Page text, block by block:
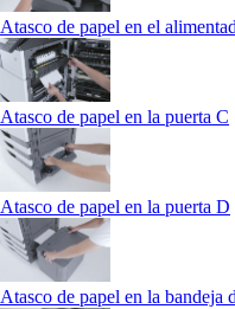
Atasco de papel en el
Atasco de papel en la puerta C
Atasco de papel en la puerta D
Atasco de papel en la bandeja